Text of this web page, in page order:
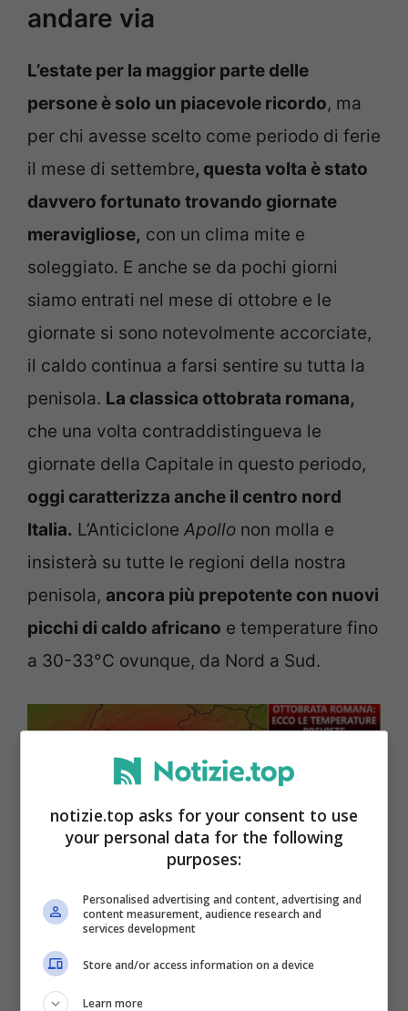
andare via
L’estate per la maggior parte delle
persone è solo un piacevole ricordo, ma
per chi avesse scelto come periodo di ferie
il mese di settembre, questa volta è stato
davvero fortunato trovando giornate
meravigliose, con un clima mite e
soleggiato. E anche se da pochi giorni
siamo entrati nel mese di ottobre e le
giornate si sono notevolmente accorciate,
il caldo continua a farsi sentire su tutta la
penisola. La classica ottobrata romana,
che una volta contraddistingueva le
giornate della Capitale in questo periodo,
oggi caratterizza anche il centro nord
Italia. L’Anticiclone Apollo non molla e
insisterà su tutte le regioni della nostra
penisola, ancora più prepotente con nuovi
picchi di caldo africano e temperature fino
a 30-33°C ovunque, da Nord a Sud.
Temperature oltre la norma anche nei prossimi giorni –
Notizie.top
notizie.top asks for your consent to use
your personal data for the following
purposes:
Personalised advertising and content, advertising and
content measurement, audience research and
services development
Store and/or access information on a device
Learn more